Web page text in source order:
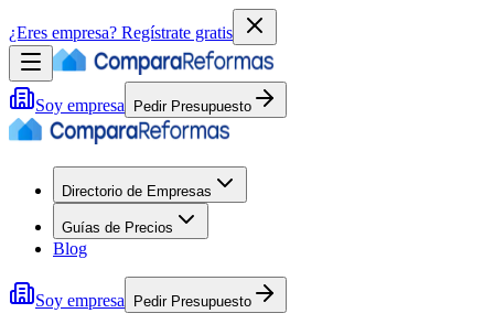
¿Eres empresa? Regístrate gratis
Soy empresa Pedir Presupuesto
Directorio de Empresas
Guías de Precios
Blog
Soy empresa Pedir Presupuesto